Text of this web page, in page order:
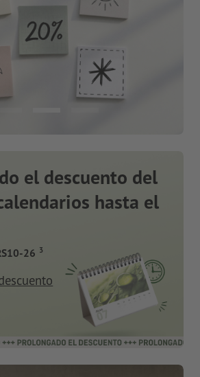
el descuento del
hasta el
26 3